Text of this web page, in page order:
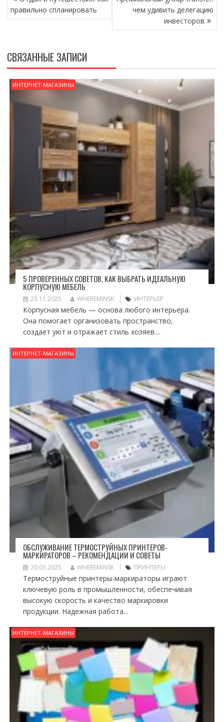
ПО
ЗАПИСЯМ
правильно спланировать
чем удивить делегацию
инвесторов
СВЯЗАННЫЕ ЗАПИСИ
ИНТЕРНЕТ-МАГАЗИНЫ
5 ПРОВЕРЕННЫХ СОВЕТОВ, КАК ВЫБРАТЬ ИДЕАЛЬНУЮ
КОРПУСНУЮ МЕБЕЛЬ
23.11.2025 WHEREMINSK ИНТЕРЬЕР
Корпусная мебель — основа любого интерьера.
Она помогает организовать пространство,
создает уют и отражает стиль хозяев....
ИНТЕРНЕТ-МАГАЗИНЫ
ОБСЛУЖИВАНИЕ ТЕРМОСТРУЙНЫХ ПРИНТЕРОВ-
МАРКИРАТОРОВ – РЕКОМЕНДАЦИИ И СОВЕТЫ
20.03.2025 WHEREMINSK ПРИНТЕРЫ
Термоструйные принтеры-маркираторы играют
ключевую роль в промышленности, обеспечивая
высокую скорость и качество маркировки
продукции. Надежная работа...
ИНТЕРНЕТ-МАГАЗИНЫ